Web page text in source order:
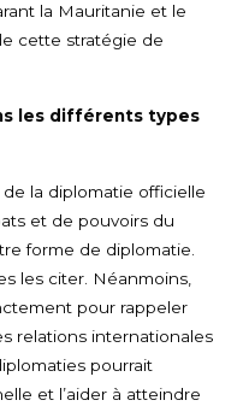
la Mauritanie et le
cette stratégie de
les différents types
la diplomatie officielle
et de pouvoirs du
forme de diplomatie.
les citer. Néanmoins,
pour rappeler
relations internationales
pourrait
et l’aider à atteindre